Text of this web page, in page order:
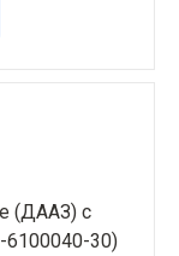
(ДААЗ) с
6100040-30)